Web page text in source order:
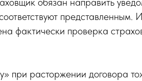
представленным.
фактически проверка
при расторжении договора